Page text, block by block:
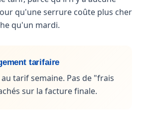
qu'une serrure coûte plus cher
qu'un mardi.
tarifaire
tarif semaine. Pas de "frais
sur la facture finale.